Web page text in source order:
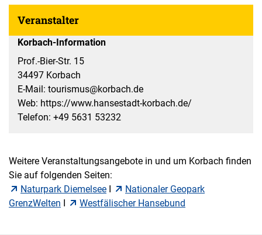
Veranstalter
Korbach-Information
Prof.-Bier-Str. 15
34497 Korbach
E-Mail: tourismus@korbach.de
Web: https://www.hansestadt-korbach.de/
Telefon: +49 5631 53232
Weitere Veranstaltungsangebote in und um Korbach finden
Sie auf folgenden Seiten:
Naturpark Diemelsee I
Nationaler Geopark
GrenzWelten I Westfälischer Hansebund